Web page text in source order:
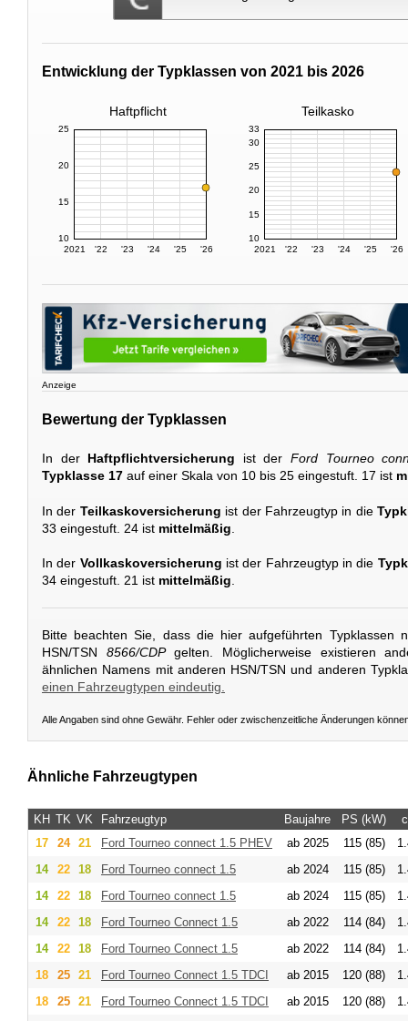
Entwicklung der Typklassen von 2021 bis 2026
Haftpflicht Teilkasko
2021 '22 '23 '24 '25 '26
10
15
20
25
2021 '22 '23 '24 '25 '26
10
15
20
25
30
33
Anzeige
Bewertung der Typklassen
In der Haftpflichtversicherung ist der Ford Tourneo
Typklasse 17 auf einer Skala von 10 bis 25 eingestuft. 17 ist
In der Teilkaskoversicherung ist der Fahrzeugtyp in die
33 eingestuft. 24 ist mittelmäßig
In der Vollkaskoversicherung ist der Fahrzeugtyp in die
34 eingestuft. 21 ist mittelmäßig.
Bitte beachten Sie, dass die hier aufgeführten Typklassen
HSN/TSN 8566/CDPgelten. Möglicherweise existieren
ähnlichen Namens mit anderen HSN/TSN und anderen
einen Fahrzeugtypen eindeutig.
Alle Angaben sind ohne Gewähr. Fehler oder zwischenzeitliche Änderungen
Ähnliche Fahrzeugtypen
KH TK VK Fahrzeugtyp Baujahre PS (kW)
17
24 21 Ford Tourneo connect 1.5 PHEV ab 2025 115 (85)
14
22 18 Ford Tourneo connect 1.5 ab 2024 115 (85)
14
22 18 Ford Tourneo connect 1.5 ab 2024 115 (85)
14
22 18 Ford Tourneo Connect 1.5 ab 2022 114 (84)
14
22 18 Ford Tourneo Connect 1.5 ab 2022 114 (84)
18
25 21 Ford Tourneo Connect 1.5 TDCI ab 2015 120 (88)
18
25 21 Ford Tourneo Connect 1.5 TDCI ab 2015 120 (88)